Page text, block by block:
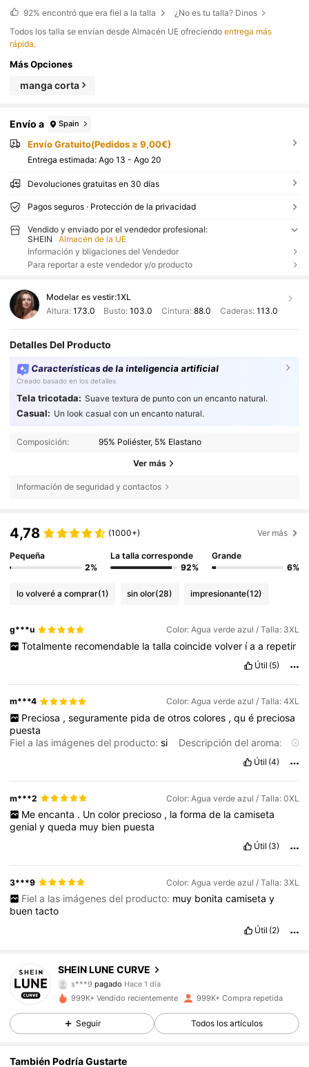
92% encontró que era fiel a la talla
¿No es tu talla? Dinos
Todos los talla se envían desde Almacén UE ofreciendoentrega más
rápida.
Más Opciones
manga corta
Envío a Spain
Envío Gratuito(Pedidos ≥ 9,00€)
Entrega estimada: Ago 13 - Ago 20
Devoluciones gratuitas en 30 días
Pagos seguros · Protección de la privacidad
Vendido y enviado por el vendedor profesional:
SHEIN
Almacén de la UE
Información y bligaciones del Vendedor
Para reportar a este vendedor y/o producto
Modelar es vestir:1XL
Altura: 173.0 Busto:103.0 Cintura: 88.0 Caderas: 113.0
Detalles Del Producto
Características de la inteligencia artificial
Creado basado en los detalles
Tela tricotada: Suave textura de punto con un encanto natural.
Casual: Un look casual con un encanto natural.
Composición: 95% Poliéster, 5% Elastano
Ver más
Información de seguridad y contactos
4,78 (1000+) Ver más
Pequeña
2%
La talla corresponde
92%
Grande
6%
lo volveré a comprar(1) sin olor(28) impresionante(12)
g***u Color: Agua verde azul / Talla: 3XL
Totalmente recomendable la talla coincide volver ía a repetir
Útil (5)
m***4 Color: Agua verde azul / Talla: 4XL
Preciosa , seguramente pida de otros colores , qu é preciosa
puesta
Fiel a las imágenes del producto:si
Descripción del aroma:
Útil (4)
m***2 Color: Agua verde azul / Talla: 0XL
Me encanta . Un color precioso , la forma de la camiseta
genialyqueda muy bien puesta
Útil (3)
3***9 Color: Agua verde azul / Talla: 3XL
Fiel a las imágenes del producto: muy bonita camiseta y
buentacto
Útil (2)
SHEIN LUNE CURVE
s***9pagadoHace 1 día
s***h seguido haceHace 3 horas
4,83
999K+ Vendido recientemente 999K+ Compra repetida
Seguir Todos los artículos
También Podría Gustarte